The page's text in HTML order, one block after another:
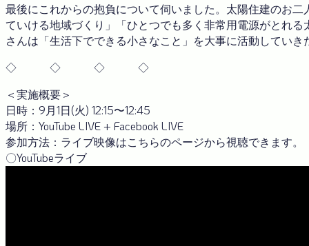
最後にこれからの抱負について伺いました。太陽住建のお
ていける地域づくり」「ひとつでも多く非常用電源がとれ
さんは「生活下でできる小さなこと」を大事に活動していき
◇ ◇ ◇ ◇
＜実施概要＞
日時：9月1日(火) 12:15〜12:45
場所：YouTube LIVE + Facebook LIVE
参加方法：ライブ映像はこちらのページから視聴できます。
〇YouTubeライブ